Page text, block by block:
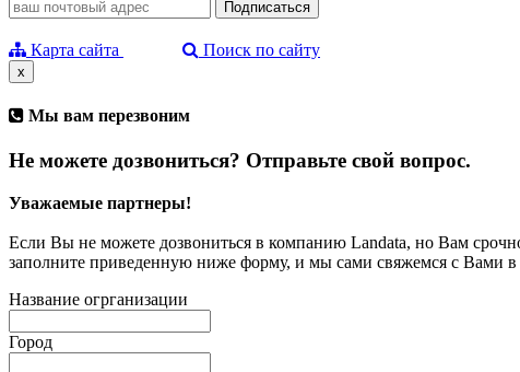
Карта сайта Поиск по сайту
x
Мы вам перезвоним
Не можете дозвониться? Отправьте свой вопрос.
Уважаемые партнеры!
Если Вы не можете дозвониться в компанию Landata, но Вам
заполните приведенную ниже форму, и мы сами свяжемся с Вами
Название огрганизации
Город